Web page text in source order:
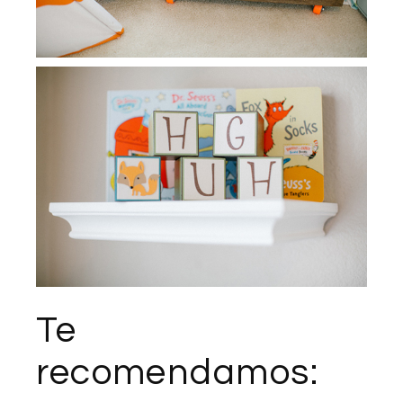
Te
recomendamos: